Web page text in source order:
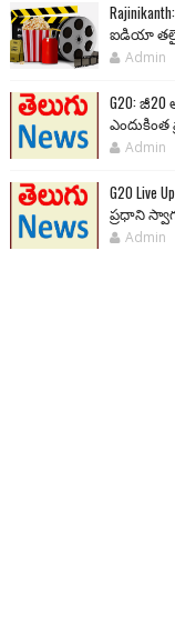
ఐడియా
Admin
G20:
Admin
G20
ప్రధాని
Admin